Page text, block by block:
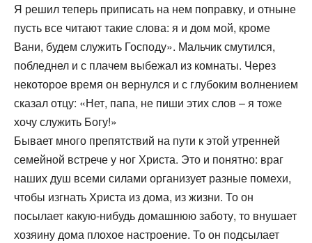
Я решил теперь приписать на нем поправку, и отныне
пусть все читают такие слова: я и дом мой, кроме
Вани, будем служить Господу». Мальчик смутился,
побледнел и с плачем выбежал из комнаты. Через
некоторое время он вернулся и с глубоким волнением
сказал отцу: «Нет, папа, не пиши этих слов – я тоже
хочу служить Богу!»
Бывает много препятствий на пути к этой утренней
семейной встрече у ног Христа. Это и понятно: враг
наших душ всеми силами организует разные помехи,
чтобы изгнать Христа из дома, из жизни. То он
посылает какую-нибудь домашнюю заботу, то внушает
хозяину дома плохое настроение. То он подсылает